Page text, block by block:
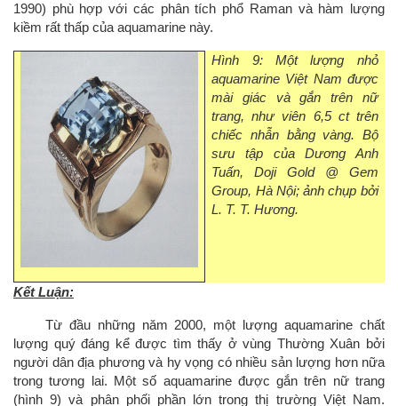
1990) phù hợp với các phân tích phổ Raman và hàm lượng
kiềm rất thấp của aquamarine này.
Hình 9: Một lượng nhỏ
aquamarine Việt Nam được
mài giác và gắn trên nữ
trang, như viên 6,5 ct trên
chiếc nhẫn bằng vàng. Bộ
sưu tập của Dương Anh
Tuấn, Doji Gold @ Gem
Group, Hà Nội; ảnh chụp bởi
L. T. T. Hương.
Kết Luận:
Từ đầu những năm 2000, một lượng aquamarine chất
lượng quý đáng kể được tìm thấy ở vùng Thường Xuân bởi
người dân địa phương và hy vọng có nhiều sản lượng hơn nữa
trong tương lai. Một số aquamarine được gắn trên nữ trang
(hình 9) và phân phối phần lớn trong thị trường Việt Nam.